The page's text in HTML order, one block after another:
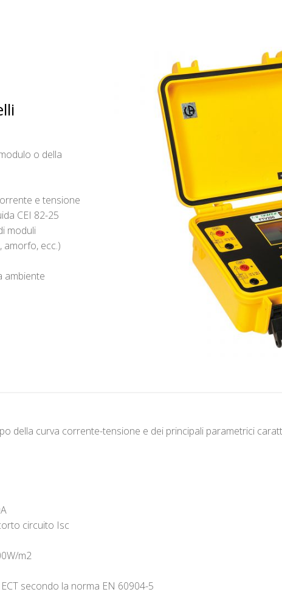
o della
e tensione
CEI 82-25
moduli
amorfo, ecc.)
ambiente
della curva corrente-tensione e dei principali parametrici
circuito Isc
m2
secondo la norma EN 60904-5